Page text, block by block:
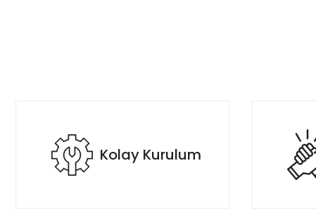
Kolay Kurulum